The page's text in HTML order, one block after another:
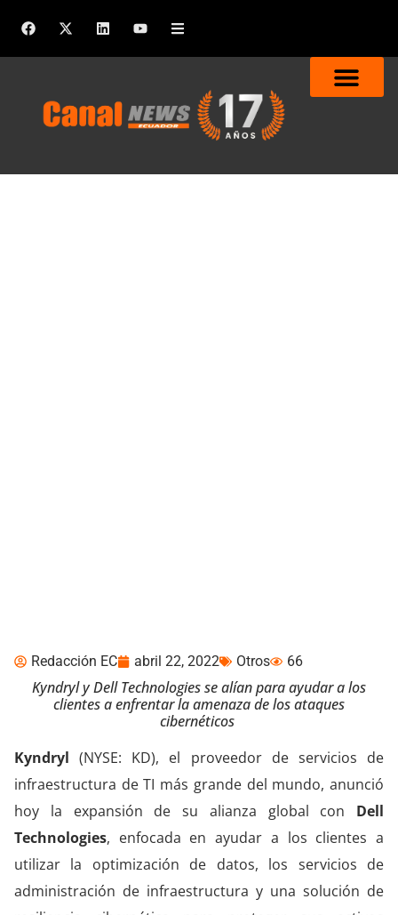
Redacción EC abril 22, 2022 Otros 66
Kyndryly Dell Technologies se alían para ayudar a los
clientes a enfrentar la amenaza de los ataques
cibernéticos
Kyndryl (NYSE: KD), el proveedor de servicios de
infraestructura de TI más grande del mundo, anunció
hoy la expansión de su alianza global con Dell
Technologies, enfocada en ayudar a los clientes a
utilizar la optimización de datos, los servicios de
administración de infraestructura y una solución de